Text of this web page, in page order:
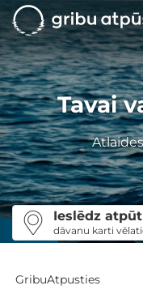
Tavai
Ieslēdz
dāvanu karti
GribuAtpusties